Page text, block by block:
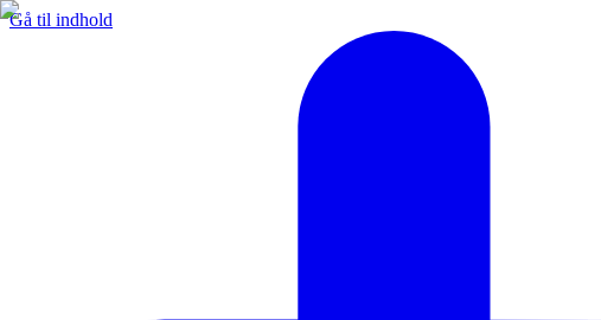
Gå til indhold